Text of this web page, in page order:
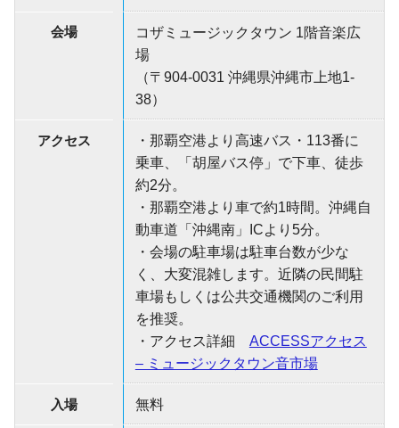
会場
コザミュージックタウン 1階音楽広
場
（〒904-0031 沖縄県沖縄市上地1-
38）
アクセス
・那覇空港より高速バス・113番に
乗車、「胡屋バス停」で下車、徒歩
約2分。
・那覇空港より車で約1時間。沖縄自
動車道「沖縄南」ICより5分。
・会場の駐車場は駐車台数が少な
く、大変混雑します。近隣の民間駐
車場もしくは公共交通機関のご利用
を推奨。
・アクセス詳細 ACCESSアクセス
– ミュージックタウン音市場
入場 無料